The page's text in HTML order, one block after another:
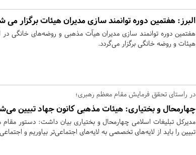
البرز: هفتمین دوره توانمند سازی مدیران هیئات برگزار می
هیئات و روضه خانگی برگزار می‌گردد.
در راستای تحقق فرمایش مقام معظم رهبری؛
چهارمحال و بختیاری: هیئات مذهبی کانون جهاد تبیین
مدیرکل تبلیغات اسلامی چهارمحال و بختیاری بیان داشت: دستور
تبیین را باید از لایه‌های تخصصی به لایه‌های اجتماعی‌تر بیاوریم و